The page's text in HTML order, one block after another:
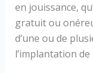
en jouissance,
gratuit ou
d’une ou de
l’implantation